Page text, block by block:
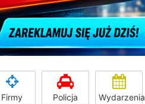
Firmy Policja Wydarzenia